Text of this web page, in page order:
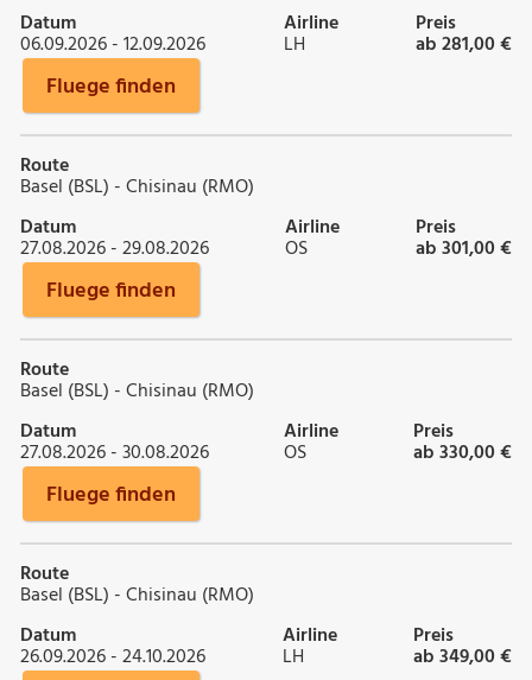
Datum
06.09.2026 - 12.09.2026
Airline
LH
Preis
ab 281,00 €
Fluege finden
Route
Basel (BSL) - Chisinau (RMO)
Datum
27.08.2026 - 29.08.2026
Airline
OS
Preis
ab 301,00 €
Fluege finden
Route
Basel (BSL) - Chisinau (RMO)
Datum
27.08.2026 - 30.08.2026
Airline
OS
Preis
ab 330,00 €
Fluege finden
Route
Basel (BSL) - Chisinau (RMO)
Datum
26.09.2026 - 24.10.2026
Airline
LH
Preis
ab 349,00 €